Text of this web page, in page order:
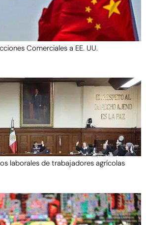
Comerciales a EE. UU.
laborales de trabajadores agrícolas